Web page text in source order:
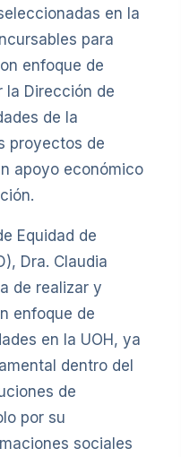
en la
para
enfoque de
la Dirección de
de la
proyectos de
apoyo económico
Equidad de
Dra. Claudia
de realizar y
enfoque de
en la UOH, ya
dentro del
de
por su
sociales